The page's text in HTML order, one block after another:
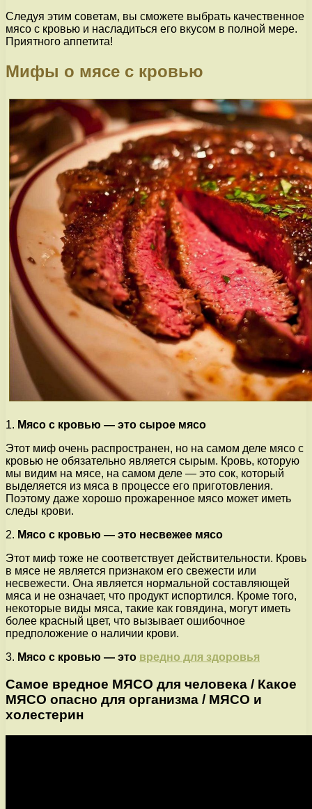
Следуя этим советам, вы сможете выбрать качественное
мясо с кровью и насладиться его вкусом в полной мере.
Приятного аппетита!
Мифы о мясе с кровью
1. Мясо с кровью — это сырое мясо
Этот миф очень распространен, но на самом деле мясо с
кровью не обязательно является сырым. Кровь, которую
мы видим на мясе, на самом деле — это сок, который
выделяется из мяса в процессе его приготовления.
Поэтому даже хорошо прожаренное мясо может иметь
следы крови.
2. Мясо с кровью — это несвежее мясо
Этот миф тоже не соответствует действительности. Кровь
в мясе не является признаком его свежести или
несвежести. Она является нормальной составляющей
мяса и не означает, что продукт испортился. Кроме того,
некоторые виды мяса, такие как говядина, могут иметь
более красный цвет, что вызывает ошибочное
предположение о наличии крови.
3. Мясо с кровью — это вредно для здоровья
Самое вредное МЯСО для человека / Какое
МЯСО опасно для организма / МЯСО и
холестерин